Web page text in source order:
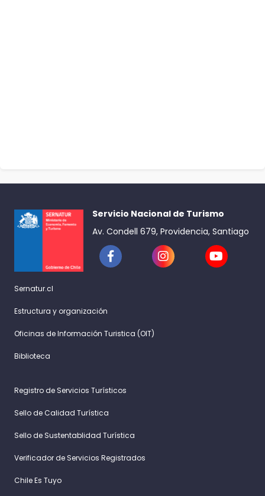
Servicio Nacional de Turismo
Av. Condell 679, Providencia, Santiago
Sernatur.cl
Estructura y organización
Oficinas de Información Turistica (OIT)
Biblioteca
Registro de Servicios Turísticos
Sello de Calidad Turística
Sello de Sustentablidad Turística
Verificador de Servicios Registrados
Chile Es Tuyo